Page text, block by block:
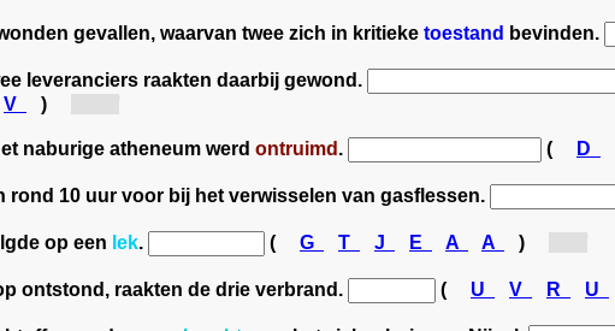
gevallen, waarvan twee zich in kritieke toestand bevinden.
leveranciers raakten daarbij gewond.
V )
naburige atheneum werd ontruimd . ( D
rond 10 uur voor bij het verwisselen van gasflessen.
op een lek. ( G T J E A A )
ontstond, raakten de drie verbrand. ( U V R U